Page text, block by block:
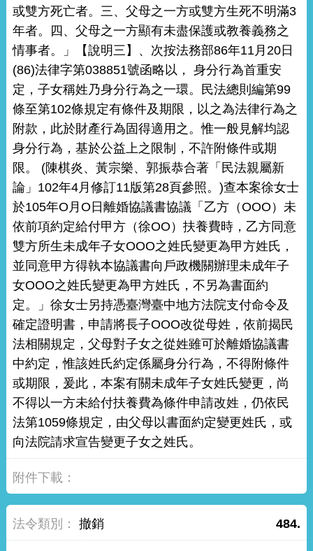
或雙方死亡者。三、父母之一方或雙方生死不明滿3
年者。四、父母之一方顯有未盡保護或教養義務之
情事者。」【說明三】、次按法務部86年11月20日
(86)法律字第038851號函略以， 身分行為首重安
定，子女稱姓乃身分行為之一環。民法總則編第99
條至第102條規定有條件及期限，以之為法律行為之
附款，此於財產行為固得適用之。惟一般見解均認
身分行為，基於公益上之限制，不許附條件或期
限。 (陳棋炎、黃宗樂、郭振恭合著「民法親屬新
論」102年4月修訂11版第28頁參照。)查本案徐女士
於105年O月O日離婚協議書協議「乙方（OOO）未
依前項約定給付甲方（徐OO）扶養費時，乙方同意
雙方所生未成年子女OOO之姓氏變更為甲方姓氏，
並同意甲方得執本協議書向戶政機關辦理未成年子
女OOO之姓氏變更為甲方姓氏，不另為書面約
定。」徐女士另持憑臺灣臺中地方法院支付命令及
確定證明書，申請將長子OOO改從母姓，依前揭民
法相關規定，父母對子女之從姓雖可於離婚協議書
中約定，惟該姓氏約定係屬身分行為，不得附條件
或期限，爰此，本案有關未成年子女姓氏變更，尚
不得以一方未給付扶養費為條件申請改姓，仍依民
法第1059條規定，由父母以書面約定變更姓氏，或
向法院請求宣告變更子女之姓氏。
484.
撤銷